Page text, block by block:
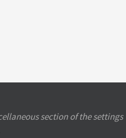
section of the settings